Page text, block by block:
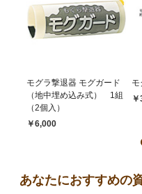
モグラ撃退器 モグガード
（地中埋め込み式） 1組
（2個入）
￥6,000
あなたにおすすめの